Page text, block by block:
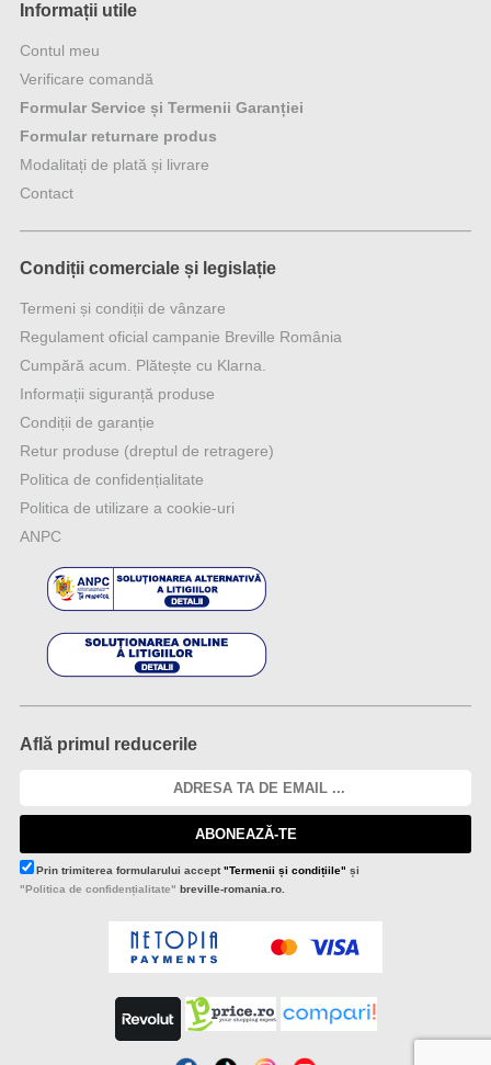
Informații utile
Contul meu
Verificare comandă
Formular Service și Termenii Garanției
Formular returnare produs
Modalitați de plată și livrare
Contact
Condiții comerciale și legislație
Termeni și condiții de vânzare
Regulament oficial campanie Breville România
Cumpără acum. Plătește cu Klarna.
Informații siguranță produse
Condiții de garanție
Retur produse (dreptul de retragere)
Politica de confidențialitate
Politica de utilizare a cookie-uri
ANPC
Află primul reducerile
ABONEAZĂ-TE
Prin trimiterea formularului accept"Termenii și condițiile" și
"Politica de confidențialitate" breville-romania.ro.